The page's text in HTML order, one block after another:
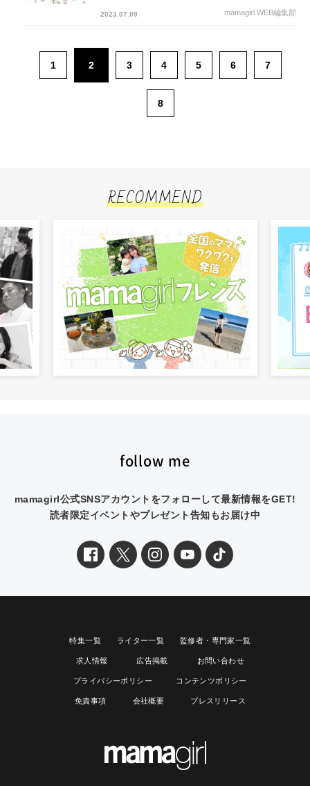
2023.07.09 mamagirl WEB編集部
1 2 3 4 5 6 7
8
RECOMMEND
follow me
mamagirl公式SNSアカウントをフォローして最新情報をGET!
読者限定イベントやプレゼント告知もお届け中
特集一覧 ライター一覧 監修者・専門家一覧
求人情報 広告掲載 お問い合わせ
プライバシーポリシー コンテンツポリシー
免責事項 会社概要 プレスリリース